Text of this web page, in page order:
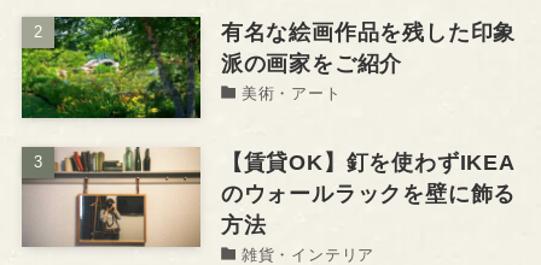
有名な絵画作品を残した印象
派の画家をご紹介
美術・アート
【賃貸OK】釘を使わずIKEA
のウォールラックを壁に飾る
方法
雑貨・インテリア